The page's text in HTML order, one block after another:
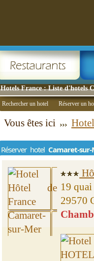
Hotels France : Liste d'hotels
Rechercher un hotel Réserver un
Vous êtes ici
Réserver hotel Camaret-sur-
19
29570